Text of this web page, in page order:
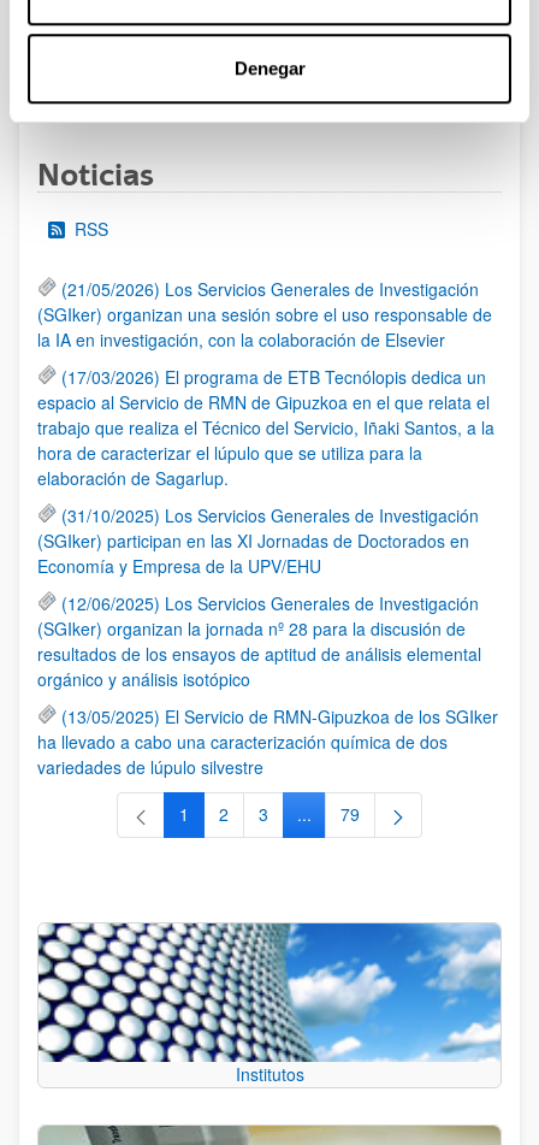
Denegar
Páginas intermedias Use TAB para desplazarse.
Páginas intermedias
Noticias
RSS
(21/05/2026) Los Servicios Generales de Investigación
(SGIker) organizan una sesión sobre el uso responsable de
la IA en investigación, con la colaboración de Elsevier
(17/03/2026) El programa de ETB Tecnólopis dedica un
espacio al Servicio de RMN de Gipuzkoa en el que relata el
trabajo que realiza el Técnico del Servicio, Iñaki Santos, a la
hora de caracterizar el lúpulo que se utiliza para la
elaboración de Sagarlup.
(31/10/2025) Los Servicios Generales de Investigación
(SGIker) participan en las XI Jornadas de Doctorados en
Economía y Empresa de la UPV/EHU
(12/06/2025) Los Servicios Generales de Investigación
(SGIker) organizan la jornada nº 28 para la discusión de
resultados de los ensayos de aptitud de análisis elemental
orgánico y análisis isotópico
(13/05/2025) El Servicio de RMN-Gipuzkoa de los SGIker
ha llevado a cabo una caracterización química de dos
variedades de lúpulo silvestre
Página
1 Página
2 Página
3 ...Páginas intermedias Use TAB
Página
79
Institutos